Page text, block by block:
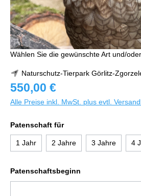
Wählen Sie die gewünschte Art und/
Naturschutz-Tierpark Görlitz-
550,00 €
Alle Preise inkl. MwSt. plus evtl.
Patenschaft für
1 Jahr 2 Jahre 3 Jahre 4
Patenschaftsbeginn